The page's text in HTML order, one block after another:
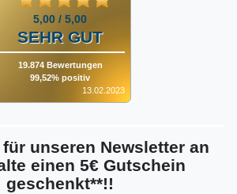
5,00 / 5,00
SEHR GUT
19.874 Bewertungen
99,52% positiv
13.02.2023
unseren Newsletter an
einen 5€ Gutschein
geschenkt**!!